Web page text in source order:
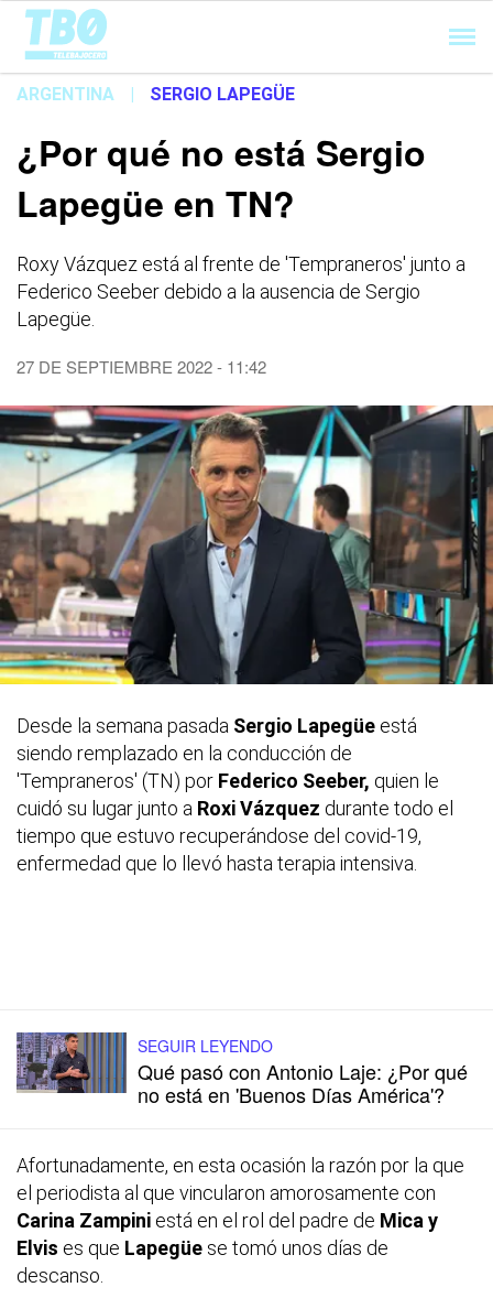
Cargando...
ARGENTINA | SERGIO LAPEGÜE
¿Por qué no está Sergio
Lapegüe en TN?
Roxy Vázquez está al frente de 'Tempraneros' junto a
Federico Seeber debido a la ausencia de Sergio
Lapegüe.
27 DE SEPTIEMBRE 2022 - 11:42
Desde la semana pasada Sergio Lapegüe está
siendo remplazado en la conducción de
'Tempraneros' (TN) por Federico Seeber, quien le
cuidó su lugar junto a Roxi Vázquez durante todo el
tiempo que estuvo recuperándose del covid-19,
enfermedad que lo llevó hasta terapia intensiva.
SEGUIR LEYENDO
Qué pasó con Antonio Laje: ¿Por qué
no está en 'Buenos Días América'?
Afortunadamente, en esta ocasión la razón por la que
el periodista al que vincularon amorosamente con
Carina Zampini está en el rol del padre de Mica y
Elvis es que Lapegüe se tomó unos días de
descanso.